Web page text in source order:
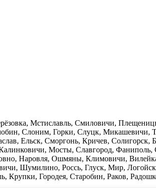
Мстиславль, Смиловичи,
Слоним, Горки, Слуцк, Микашевичи,
Ельск, Сморгонь, Кричев, Солигорск,
Мосты, Славгород,
Наровля, Ошмяны, Климовичи,
Шумилино, Россь, Глуск, Мир,
Крупки, Городея, Старобин, Раков,